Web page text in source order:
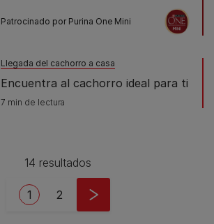
Patrocinado por Purina One Mini
Llegada del cachorro a casa
Encuentra al cachorro ideal para ti
7 min de lectura
14 resultados
Current page
1 Page
2